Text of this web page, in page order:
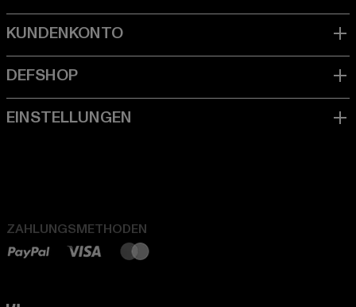
ZAHLUNGSMETHODEN